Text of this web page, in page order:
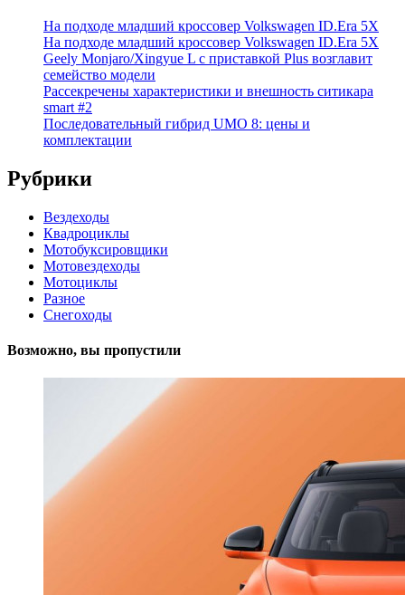
На подходе младший кроссовер Volkswagen ID.Era 5X
На подходе младший кроссовер Volkswagen ID.Era 5X
Geely Monjaro/Xingyue L с приставкой Plus возглавит
семейство модели
Рассекречены характеристики и внешность ситикара
smart #2
Последовательный гибрид UMO 8: цены и
комплектации
Рубрики
Вездеходы
Квадроциклы
Мотобуксировщики
Мотовездеходы
Мотоциклы
Разное
Снегоходы
Возможно, вы пропустили